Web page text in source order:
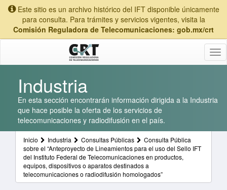
Este sitio es un archivo histórico del IFT disponible únicamente
para consulta. Para trámites y servicios vigentes, visita la
Comisión Reguladora de Telecomunicaciones: gob.mx/crt
Industria
En esta sección encontrarán información dirigida a la Industria
que hace posible la oferta de los servicios de
telecomunicaciones y radiodifusión en el país.
Inicio Industria Consultas Públicas
Consulta Pública
sobre el “Anteproyecto de Lineamientos para el uso del Sello IFT
del Instituto Federal de Telecomunicaciones en productos,
equipos, dispositivos o aparatos destinados a
telecomunicaciones o radiodifusión homologados”